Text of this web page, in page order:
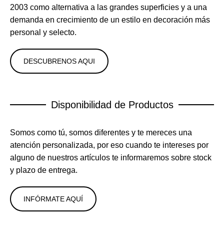
2003 como alternativa a las grandes superficies y a una
demanda en crecimiento de un estilo en decoración más
personal y selecto.
DESCUBRENOS AQUI
Disponibilidad de Productos
Somos como tú, somos diferentes y te mereces una
atención personalizada, por eso cuando te intereses por
alguno de nuestros artículos te informaremos sobre stock
y plazo de entrega.
INFÓRMATE AQUÍ